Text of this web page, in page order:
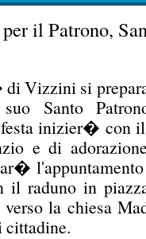
il Patrono,
Vizzini si
Santo
inizier� con
e di
il raduno in
verso la chiesa
cittadine.